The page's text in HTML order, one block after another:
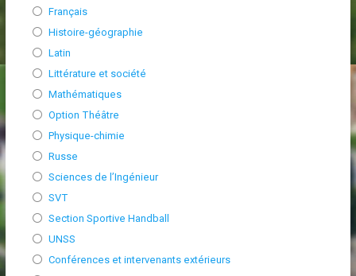
Français
Histoire-géographie
Latin
Littérature et société
Mathématiques
Option Théâtre
Physique-chimie
Russe
Sciences de l’Ingénieur
SVT
Section Sportive Handball
UNSS
Conférences et intervenants extérieurs